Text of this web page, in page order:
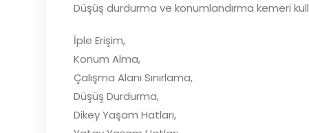
Düşüş durdurma ve konumlandırma kemeri
İple Erişim,
Konum Alma,
Çalışma Alanı Sınırlama,
Düşüş Durdurma,
Dikey Yaşam Hatları,